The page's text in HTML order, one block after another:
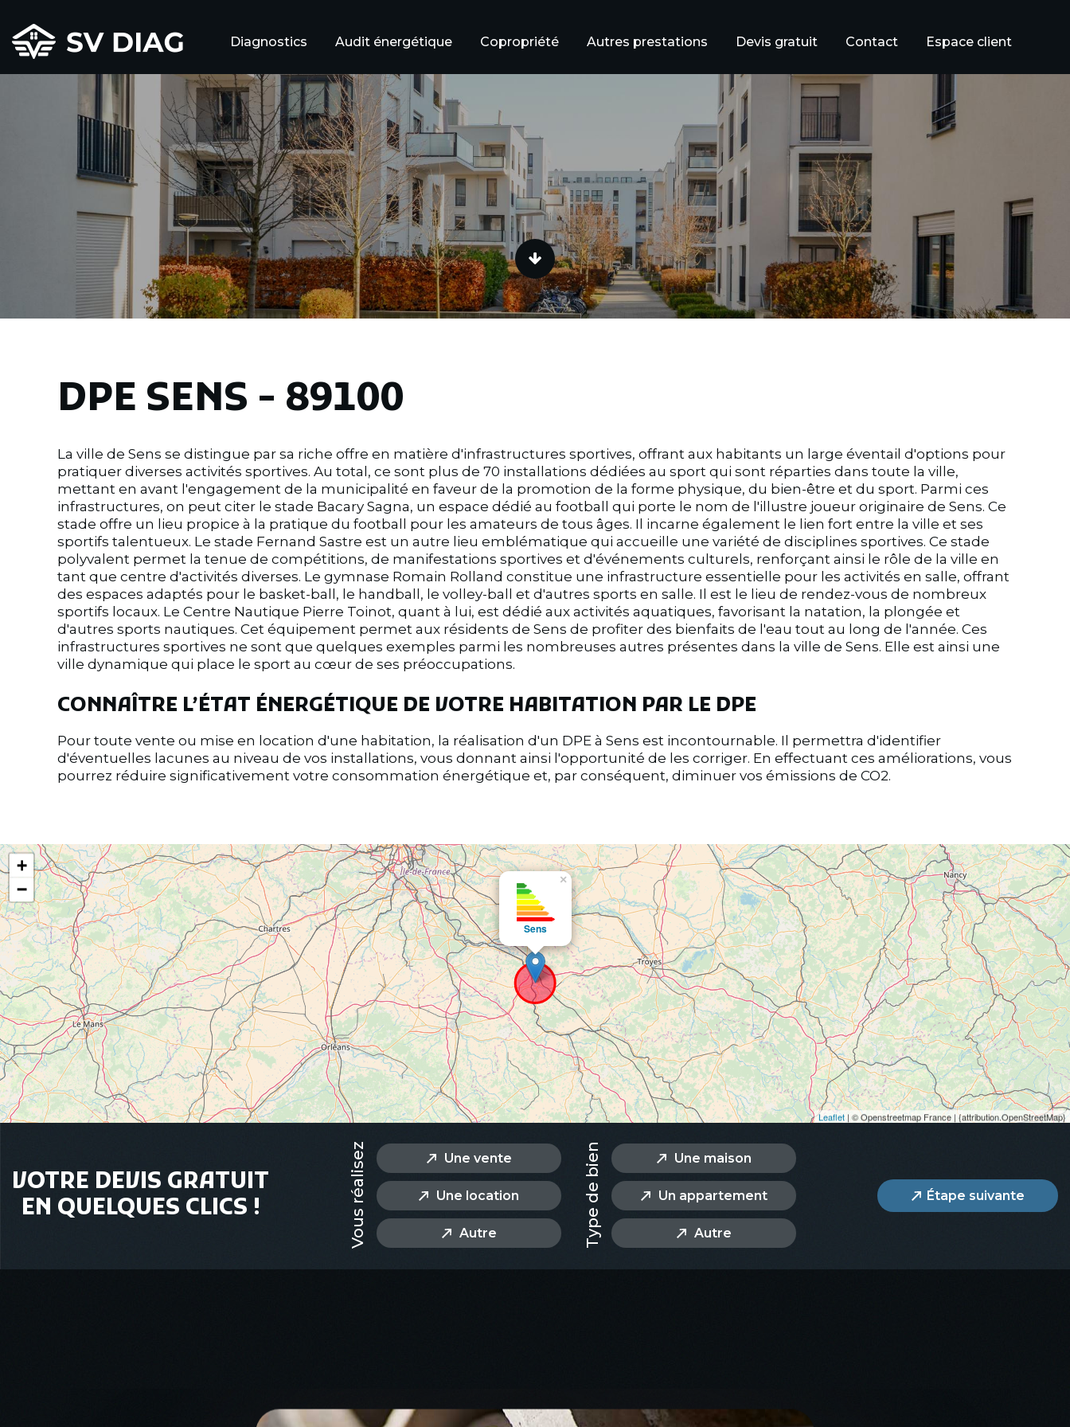
Diagnostics Audit énergétique Copropriété Autres prestations Devis gratuit Contact Espace client
DPE SENS - 89100
La ville de Sens se distingue par sa riche offre en matière d'infrastructures sportives, offrant aux habitants un large éventail d'options pour
pratiquer diverses activités sportives. Au total, ce sont plus de 70 installations dédiées au sport qui sont réparties dans toute la ville,
mettant en avant l'engagement de la municipalité en faveur de la promotion de la forme physique, du bien-être et du sport. Parmi ces
infrastructures, on peut citer le stade Bacary Sagna, un espace dédié au football qui porte le nom de l'illustre joueur originaire de Sens. Ce
stade offre un lieu propice à la pratique du football pour les amateurs de tous âges. Il incarne également le lien fort entre la ville et ses
sportifs talentueux. Le stade Fernand Sastre est un autre lieu emblématique qui accueille une variété de disciplines sportives. Ce stade
polyvalent permet la tenue de compétitions, de manifestations sportives et d'événements culturels, renforçant ainsi le rôle de la ville en
tant que centre d'activités diverses. Le gymnase Romain Rolland constitue une infrastructure essentielle pour les activités en salle, offrant
des espaces adaptés pour le basket-ball, le handball, le volley-ball et d'autres sports en salle. Il est le lieu de rendez-vous de nombreux
sportifs locaux. Le Centre Nautique Pierre Toinot, quant à lui, est dédié aux activités aquatiques, favorisant la natation, la plongée et
d'autres sports nautiques. Cet équipement permet aux résidents de Sens de profiter des bienfaits de l'eau tout au long de l'année. Ces
infrastructures sportives ne sont que quelques exemples parmi les nombreuses autres présentes dans la ville de Sens. Elle est ainsi une
ville dynamique qui place le sport au cœur de ses préoccupations.
CONNAÎTRE L’ÉTAT ÉNERGÉTIQUE DE VOTRE HABITATION PAR LE DPE
Pour toute vente ou mise en location d'une habitation, la réalisation d'un DPE à Sens est incontournable. Il permettra d'identifier
d'éventuelles lacunes au niveau de vos installations, vous donnant ainsi l'opportunité de les corriger. En effectuant ces améliorations, vous
pourrez réduire significativement votre consommation énergétique et, par conséquent, diminuer vos émissions de CO2.
Sens
×
+
−
Leaflet | © Openstreetmap France | {attribution.OpenStreetMap}
VOTRE DEVIS GRATUIT
EN QUELQUES CLICS !
Vous réalisez Une vente
Une location
Autre Type de bien Une maison
Un appartement
Autre
Étape suivante